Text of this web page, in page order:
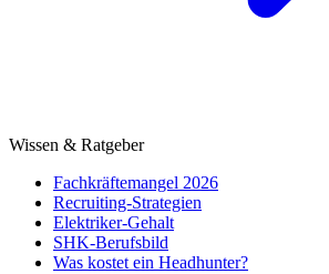
Wissen & Ratgeber
Fachkräftemangel 2026
Recruiting-Strategien
Elektriker-Gehalt
SHK-Berufsbild
Was kostet ein Headhunter?